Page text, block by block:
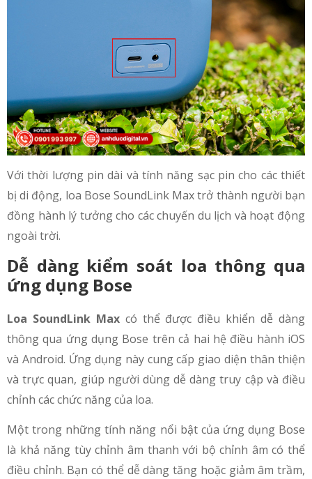
Với thời lượng pin dài và tính năng sạc pin cho các thiết
bị di động, loa Bose SoundLink Max trở thành người bạn
đồng hành lý tưởng cho các chuyến du lịch và hoạt động
ngoài trời.
Dễ dàng kiểm soát loa thông qua
ứng dụng Bose
Loa SoundLink Maxcó thể được điều khiển dễ dàng
thông qua ứng dụng Bose trên cả hai hệ điều hành iOS
và Android. Ứng dụng này cung cấp giao diện thân thiện
và trực quan, giúp người dùng dễ dàng truy cập và điều
chỉnh các chức năng của loa.
Một trong những tính năng nổi bật của ứng dụng Bose
là khả năng tùy chỉnh âm thanh với bộ chỉnh âm có thể
điều chỉnh. Bạn có thể dễ dàng tăng hoặc giảm âm trầm,